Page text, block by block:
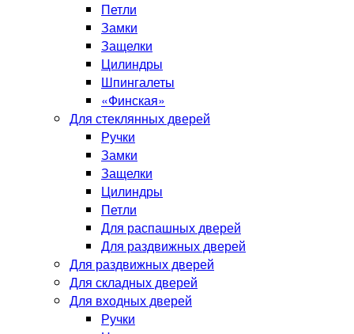
Петли
Замки
Защелки
Цилиндры
Шпингалеты
«Финская»
Для стеклянных дверей
Ручки
Замки
Защелки
Цилиндры
Петли
Для распашных дверей
Для раздвижных дверей
Для раздвижных дверей
Для складных дверей
Для входных дверей
Ручки